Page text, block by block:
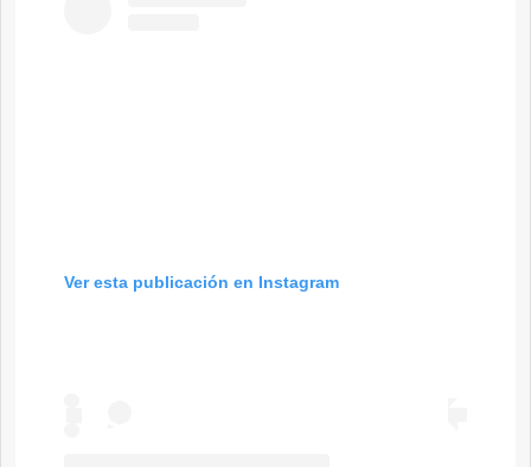
Ver esta publicación en Instagram